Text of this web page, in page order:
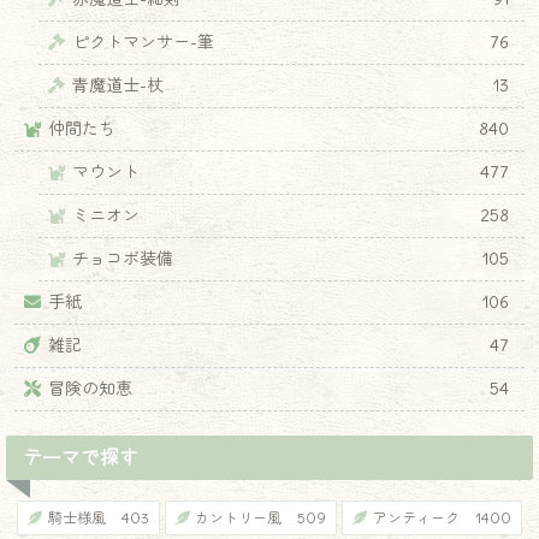
ピクトマンサー-筆
76
青魔道士-杖
13
仲間たち
840
マウント
477
ミニオン
258
チョコボ装備
105
手紙
106
雑記
47
冒険の知恵
54
テーマで探す
騎士様風 403 カントリー風 509 アンティーク 1400